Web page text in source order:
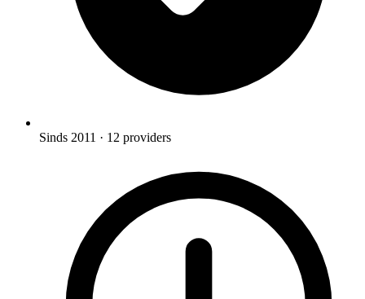
Sinds 2011 · 12 providers